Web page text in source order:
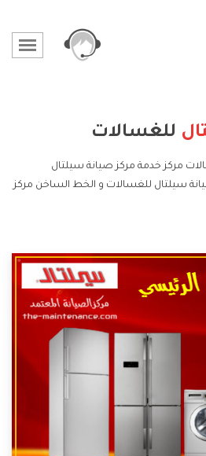
للغسالات
مركز خدمة مركز صيانة سيلتال
سيلتال للغسالات و الخط الساخن مركز